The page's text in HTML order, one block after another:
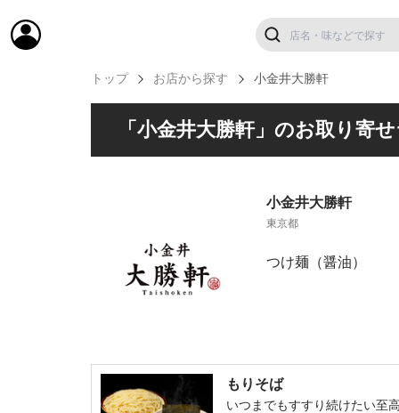
トップ お店から探す 小金井大勝軒
「小金井大勝軒」のお取り寄
小金井大勝軒
東京都
つけ麺（醤油）
もりそば
いつまでもすすり続けたい至